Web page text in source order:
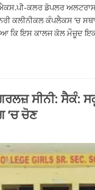
ਕਲਰ ਡੋਪਲਰ
ਕੰਪਲੈਕਸ ’ਚ
ਕਿ ਇਸ ਕਾਲਜ ਕੋਲ ਮੌਜ਼ੂਦ
ਸੀਨੀ: ਸੈਕੰ:
’ਚ ਚੋਣ